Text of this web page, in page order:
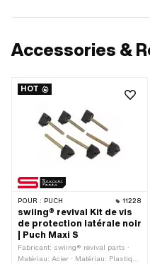
Accessories &
HOT
POUR : PUCH 11228
swiing® revival Kit de vis
de protection latérale noir
| Puch Maxi S
Fabricant: swiing® revival parts ·
Matériau: Acier · Matériau: Plastique